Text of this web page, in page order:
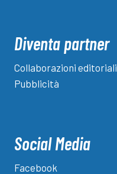
Diventa partner
Collaborazioni editoriali
Pubblicità
Social Media
Facebook